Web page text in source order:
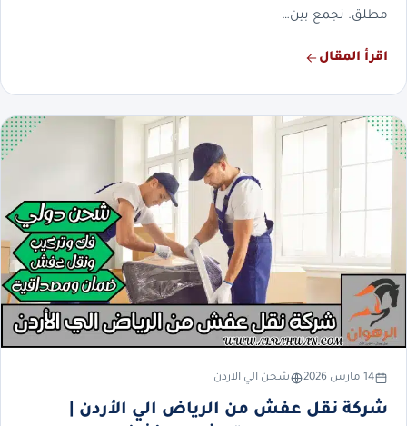
مطلق. نجمع بين…
اقرأ المقال
14 مارس 2026 شحن الي الاردن
شركة نقل عفش من الرياض الي الأردن |